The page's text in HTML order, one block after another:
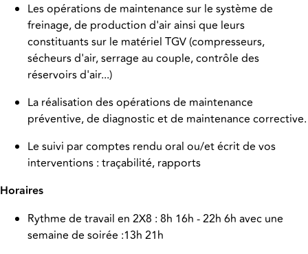
Les opérations de maintenance sur le système de
freinage, de production d'air ainsi que leurs
constituants sur le matériel TGV (compresseurs,
sécheurs d'air, serrage au couple, contrôle des
réservoirs d'air...)
La réalisation des opérations de maintenance
préventive, de diagnostic et de maintenance corrective.
Le suivi par comptes rendu oral ou/et écrit de vos
interventions : traçabilité, rapports
Horaires
Rythme de travail en 2X8 : 8h 16h - 22h 6h avec une
semaine de soirée :13h 21h